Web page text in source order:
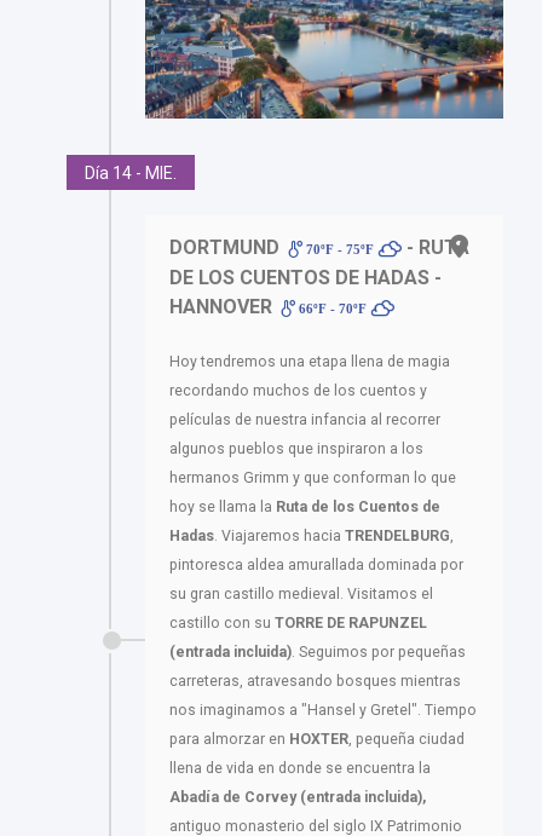
Día 14 - MIE.
DORTMUND 70ºF - 75ºF
- RUTA
DE LOS CUENTOS DE HADAS -
HANNOVER
66ºF - 70ºF
Hoy tendremos una etapa llena de magia
recordando muchos de los cuentos y
películas de nuestra infancia al recorrer
algunos pueblos que inspiraron a los
hermanos Grimm y que conforman lo que
hoy se llama la Ruta de los Cuentos de
Hadas. Viajaremos hacia TRENDELBURG,
pintoresca aldea amurallada dominada por
su gran castillo medieval. Visitamos el
castillo con su TORRE DE RAPUNZEL
(entrada incluida). Seguimos por pequeñas
carreteras, atravesando bosques mientras
nos imaginamos a "Hansel y Gretel". Tiempo
para almorzar en HOXTER, pequeña ciudad
llena de vida en donde se encuentra la
Abadía de Corvey (entrada incluida),
antiguo monasterio del siglo IX Patrimonio